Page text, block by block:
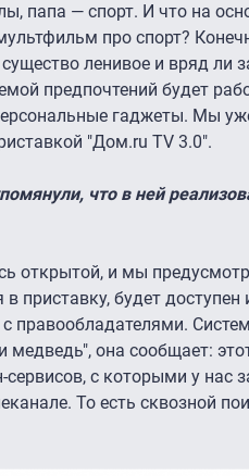
папа — спорт. И что на
про спорт?
ленивое и вряд ли
предпочтений будет
гаджеты. Мы
"Дом.ru TV 3.0″.
что в ней
открытой, и мы
приставку, будет
медведь", она сообщает:
с которыми у нас
То есть сквозной